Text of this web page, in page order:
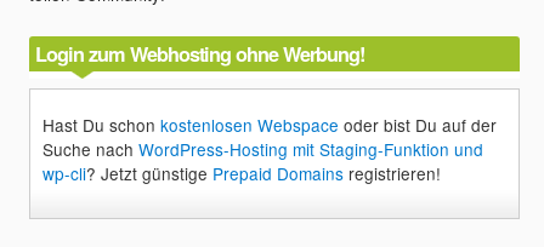
Login zum Webhosting ohne Werbung!
Hast Du schonkostenlosen Webspace oder bist Du auf der
Suche nachWordPress-Hosting mit Staging-Funktion und
wp-cli? Jetzt günstige Prepaid Domains registrieren!